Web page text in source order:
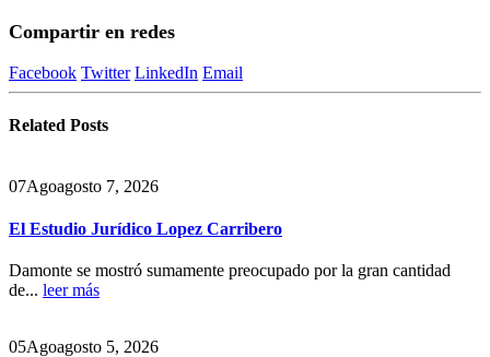
Compartir en redes
Facebook Twitter LinkedIn Email
Related Posts
07Agoagosto 7, 2026
El Estudio Jurídico Lopez Carribero
Damonte se mostró sumamente preocupado por la gran cantidad
de... leer más
05Agoagosto 5, 2026